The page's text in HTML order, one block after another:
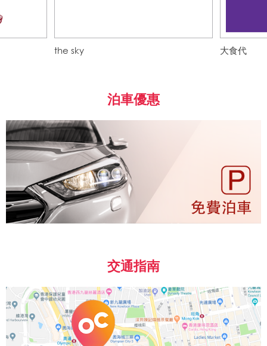
the sky 大食代
泊車優惠
交通指南